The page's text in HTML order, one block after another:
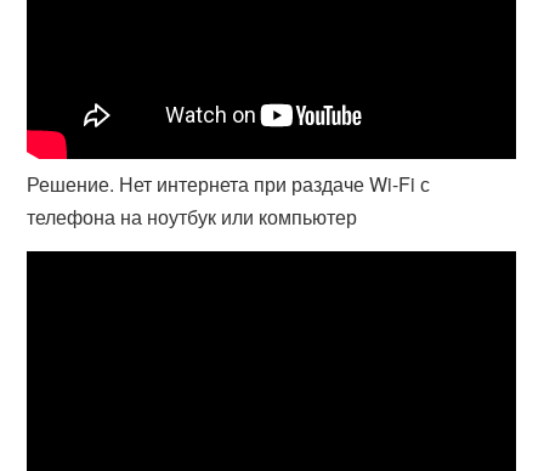
Решение. Нет интернета при раздаче Wi-Fi с
телефона на ноутбук или компьютер